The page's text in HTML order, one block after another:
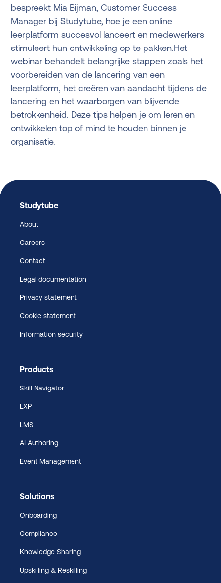
bespreekt Mia Bijman, Customer Success
Manager bij Studytube, hoe je een online
leerplatform succesvol lanceert en medewerkers
stimuleert hun ontwikkeling op te pakken.Het
webinar behandelt belangrijke stappen zoals het
voorbereiden van de lancering van een
leerplatform, het creëren van aandacht tijdens de
lancering en het waarborgen van blijvende
betrokkenheid. Deze tips helpen je om leren en
ontwikkelen top of mind te houden binnen je
organisatie.
Studytube
About
Careers
Contact
Legal documentation
Privacy statement
Cookie statement
Information security
Products
Skill Navigator
LXP
LMS
AI Authoring
Event Management
Solutions
Onboarding
Compliance
Knowledge Sharing
Upskilling & Reskilling